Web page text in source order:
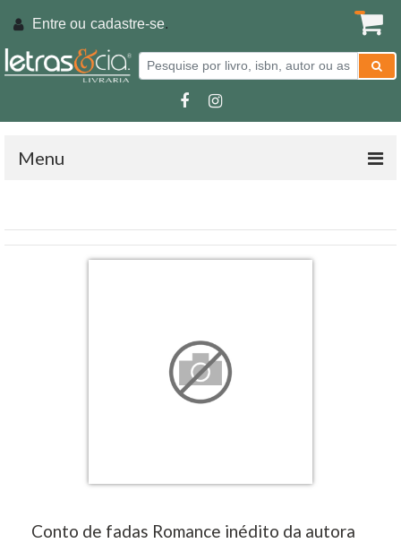
Entre ou cadastre-se.
Menu
Conto de fadas Romance inédito da autora